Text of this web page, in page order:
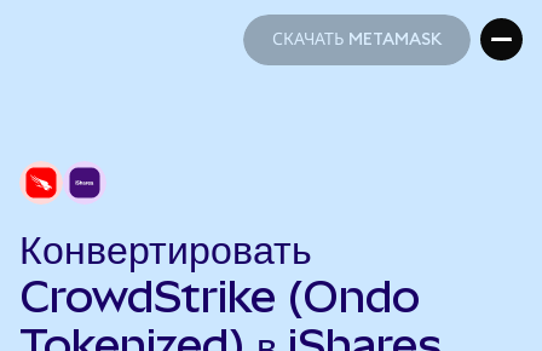
СКАЧАТЬ METAMASK
Конвертировать
CrowdStrike (Ondo